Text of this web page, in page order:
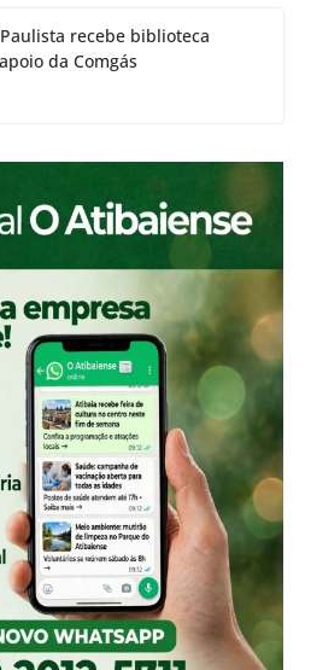
recebe biblioteca
da Comgás